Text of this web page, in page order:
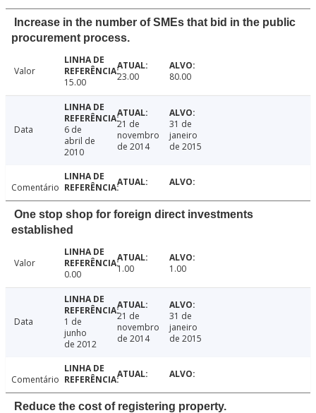
Increase in the number of SMEs that bid in the public
procurement process.
Valor
15.00
23.00 80.00
Data
6 de
abril de
2010
21 de
novembro
de 2014
31 de
janeiro
de 2015
Comentário
One stop shop for foreign direct investments
established
Valor
0.00
1.00 1.00
Data
1 de
junho
de 2012
21 de
novembro
de 2014
31 de
janeiro
de 2015
Comentário
Reduce the cost of registering property.